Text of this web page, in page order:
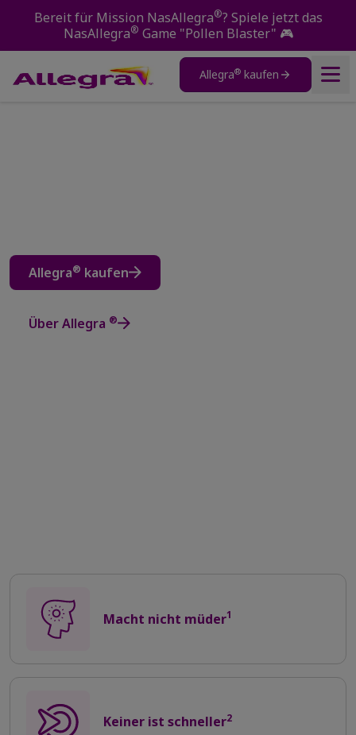
Bereit für Mission NasAllegra®? Spiele jetzt das
NasAllegra® Game "Pollen Blaster" 🎮
Allegra® kaufen
Produkte
Allegra® kaufen
Über Allegra ®
Macht nicht müder1
Keiner ist schneller2